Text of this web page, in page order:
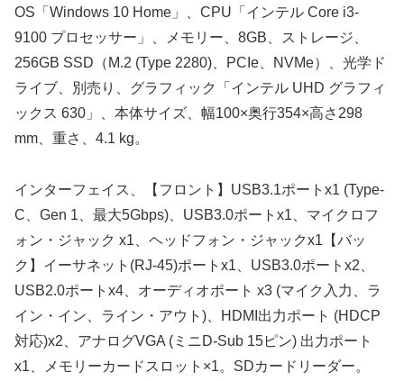
OS「Windows 10 Home」、CPU「インテル Core i3-
9100 プロセッサー」、メモリー、8GB、ストレージ、
256GB SSD（M.2 (Type 2280)、PCIe、NVMe）、光学ド
ライブ、別売り、グラフィック「インテル UHD グラフィ
ックス 630」、本体サイズ、幅100×奥行354×高さ298
mm、重さ、4.1 kg。
インターフェイス、【フロント】USB3.1ポートx1 (Type-
C、Gen 1、最大5Gbps)、USB3.0ポートx1、マイクロフ
ォン・ジャック x1、ヘッドフォン・ジャックx1【バッ
ク】イーサネット(RJ-45)ポートx1、USB3.0ポートx2、
USB2.0ポートx4、オーディオポート x3 (マイク入力、ラ
イン・イン、ライン・アウト)、HDMI出力ポート (HDCP
対応)x2、アナログVGA (ミニD-Sub 15ピン) 出力ポート
x1、メモリーカードスロット×1。SDカードリーダー。